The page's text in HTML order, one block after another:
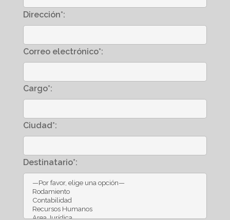
Dirección*:
Correo electrónico*:
Cargo*:
Ciudad*:
Destinatario*: